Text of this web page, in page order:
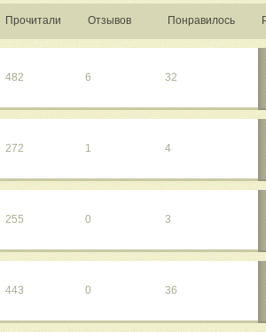
Прочитали Отзывов Понравилось
482 6 32
272 1 4
255 0 3
443 0 36